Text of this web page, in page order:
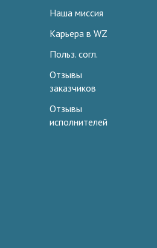
Наша миссия
Карьера в WZ
Польз. согл.
Отзывы
заказчиков
Отзывы
исполнителей